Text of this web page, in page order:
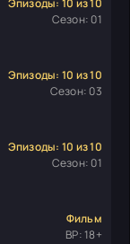
Эпизоды: 10 из 10
Сезон: 01
Эпизоды: 10 из 10
Сезон: 03
Эпизоды: 10 из 10
Сезон: 01
Фильм
ВР: 18+